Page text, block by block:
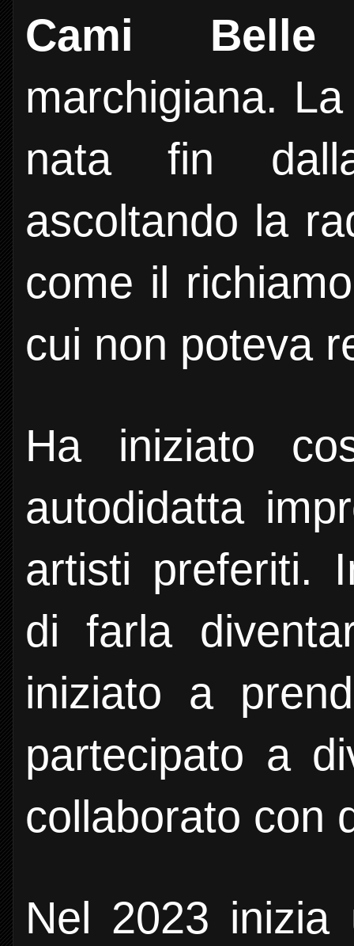
Cami Belle
marchigiana.
nata fin
ascoltando la
come il
cui non poteva
Ha iniziato
autodidatta
artisti preferiti.
di farla
iniziato a
partecipato a
collaborato con
Nel 2023 inizia